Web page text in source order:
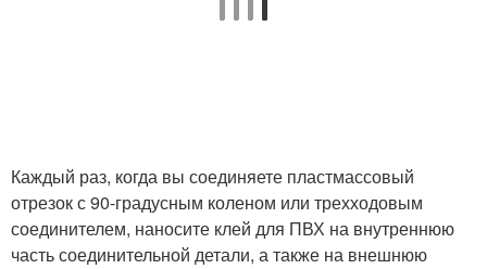
Каждый раз, когда вы соединяете пластмассовый
отрезок с 90-градусным коленом или трехходовым
соединителем, наносите клей для ПВХ на внутреннюю
часть соединительной детали, а также на внешнюю